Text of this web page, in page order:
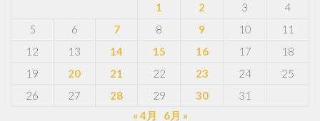
1
2 3
4
5
6 7 8 9 10
11
12
13 14 15 16 17
18
19
20 21 22 23 24
25
26
27 28 29 30
31
« 4月
6月 »